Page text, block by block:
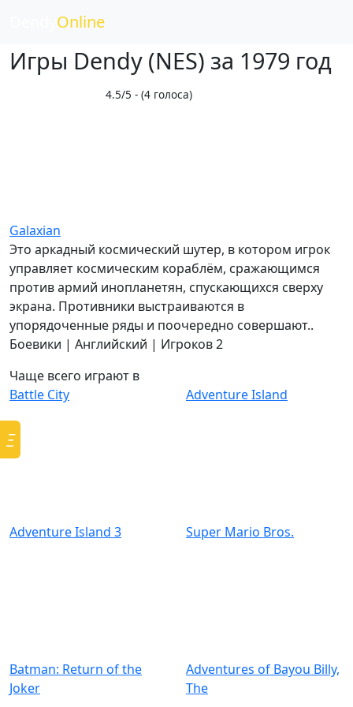
Online
Ξ
Игры Dendy (NES) за 1979 год
4.5/5 - (4 голоса)
Galaxian
Это аркадный космический шутер, в котором игрок
управляет космическим кораблём, сражающимся
против армий инопланетян, спускающихся сверху
экрана. Противники выстраиваются в
упорядоченные ряды и поочередно совершают..
Боевики | Английский | Игроков 2
Чаще всего играют в
Battle City
Adventure Island
Adventure Island 3 Super Mario Bros.
Batman: Return of the
Joker
Adventures of Bayou Billy,
The